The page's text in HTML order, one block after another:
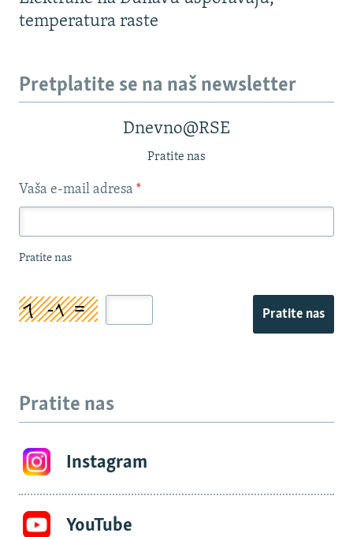
temperatura raste
Pretplatite se na naš newsletter
Dnevno@RSE
Pratite nas
Vaša e-mail adresa *
Pratite nas
Pratite nas
Pratite nas
Instagram
YouTube